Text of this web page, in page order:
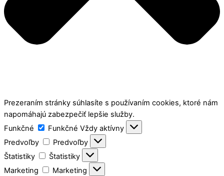
Prezeraním stránky súhlasíte s používaním cookies, ktoré nám
napomáhajú zabezpečiť lepšie služby.
Funkčné
Funkčné Vždy aktívny
Predvoľby
Predvoľby
Štatistiky
Štatistiky
Marketing
Marketing